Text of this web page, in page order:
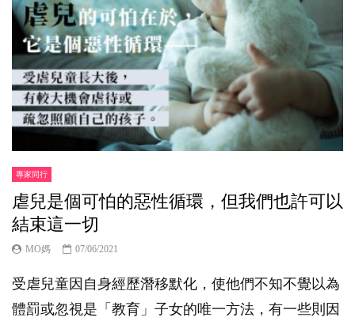
專家同行
虐兒是個可怕的惡性循環，但我們也許可以
結束這一切
MO媽 07/06/2021
受虐兒童因自身經歷潛移默化，使他們不知不覺以為
體罰或忽視是「教育」子女的唯一方法，有一些則因